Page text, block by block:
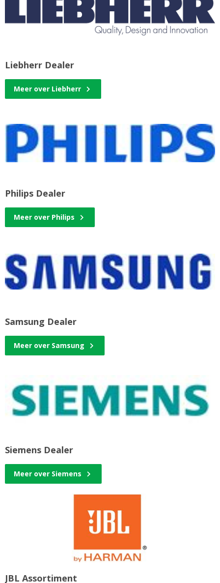
Liebherr Dealer
Meer over Liebherr
Philips Dealer
Meer over Philips
Samsung Dealer
Meer over Samsung
Siemens Dealer
Meer over Siemens
JBL Assortiment